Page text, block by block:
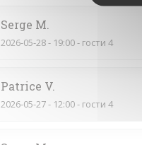
Serge M
2026-05-28- 19:00 - гости 4
Patrice V
2026-05-27- 12:00 - гости 4